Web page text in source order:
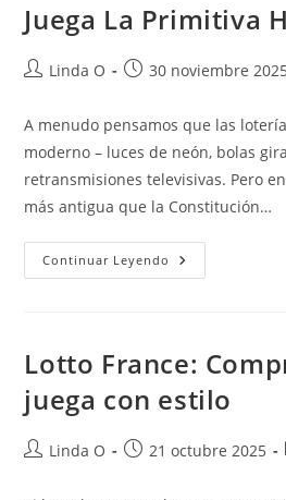
Juega La Primitiva
Autor
la
entrada:
Linda O
Publicación
entrada:
30 noviembre
A menudo pensamos que las
moderno – luces de neón, bolas
retransmisiones televisivas. Pero
más antigua que la Constitución…
Continuar Leyendo Juega
La
Lotto France:
juega con estilo
Autor
la
Linda O
Publicación
21 octubre 2025